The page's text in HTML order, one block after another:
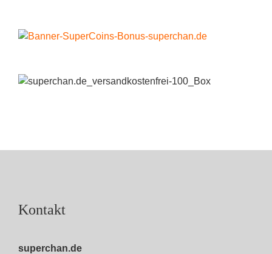
Kontakt
superchan.de